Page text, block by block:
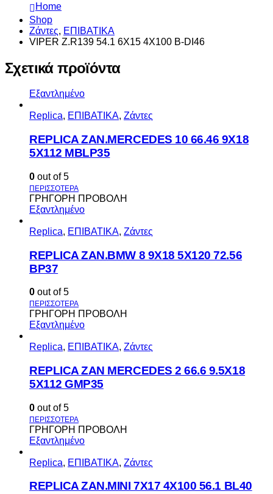
Home
Shop
Ζάντες, ΕΠΙΒΑΤΙΚΑ
VIPER Z.R139 54.1 6X15 4X100 B-DI46
Σχετικά προϊόντα
Εξαντλημένο
Replica, ΕΠΙΒΑΤΙΚΑ, Ζάντες
REPLICA ZAN.MERCEDES 10 66.46 9X18
5X112 MBLP35
0 out of 5
ΓΡΗΓΟΡΗ ΠΡΟΒΟΛΗ
Εξαντλημένο
Replica, ΕΠΙΒΑΤΙΚΑ, Ζάντες
REPLICA ZAN.BMW 8 9X18 5X120 72.56
BP37
0 out of 5
ΓΡΗΓΟΡΗ ΠΡΟΒΟΛΗ
Εξαντλημένο
Replica, ΕΠΙΒΑΤΙΚΑ, Ζάντες
REPLICA ZAN MERCEDES 2 66.6 9.5X18
5X112 GMP35
0 out of 5
ΓΡΗΓΟΡΗ ΠΡΟΒΟΛΗ
Εξαντλημένο
Replica, ΕΠΙΒΑΤΙΚΑ, Ζάντες
REPLICA ZAN.MINI 7X17 4X100 56.1 BL40